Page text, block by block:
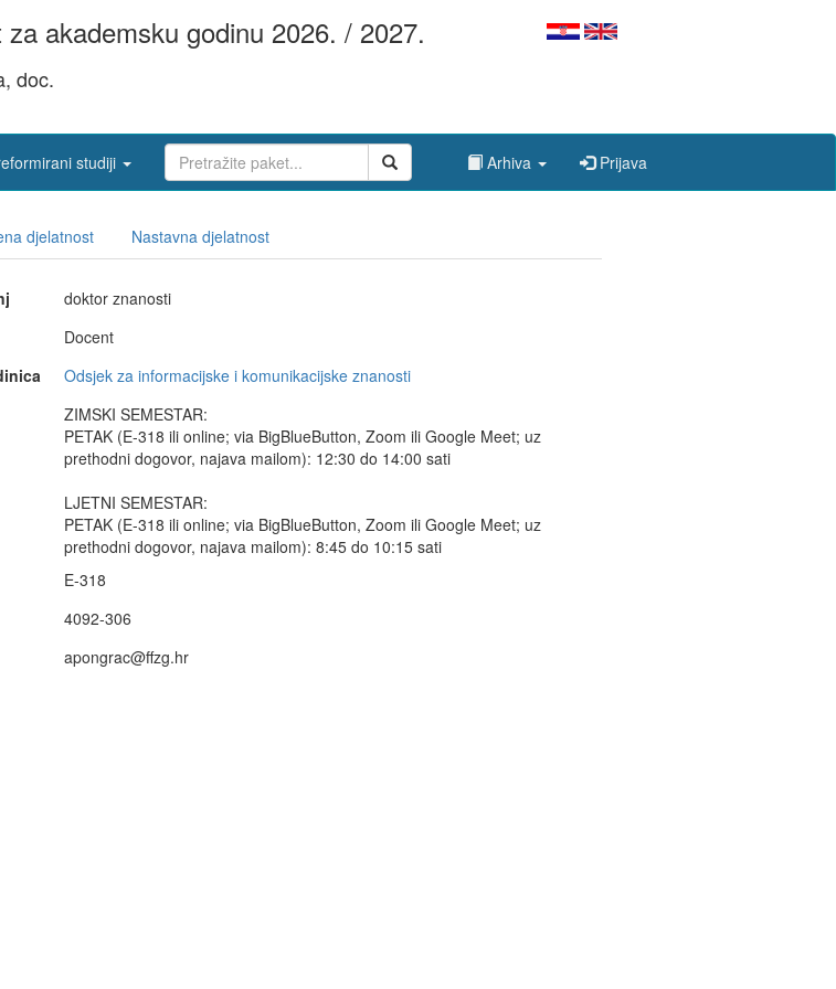
akademsku godinu 2026. / 2027.
doc.
studiji Arhiva Prijava
djelatnost Nastavna djelatnost
doktor znanosti
Docent
Odsjek za informacijske i komunikacijske znanosti
ZIMSKI SEMESTAR:
PETAK (E-318 ili online; via BigBlueButton, Zoom ili Google Meet; uz
prethodni dogovor, najava mailom): 12:30 do 14:00 sati
LJETNI SEMESTAR:
PETAK (E-318 ili online; via BigBlueButton, Zoom ili Google Meet; uz
prethodni dogovor, najava mailom): 8:45 do 10:15 sati
E-318
4092-306
apongrac@ffzg.hr